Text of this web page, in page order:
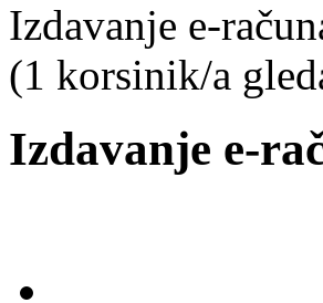
Izdavanje e-
(1 korsinik/a
Izdavanje e-